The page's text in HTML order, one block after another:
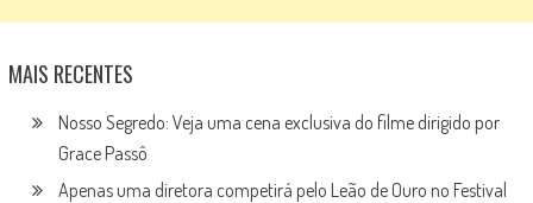
MAIS RECENTES
Nosso Segredo: Veja uma cena exclusiva do filme dirigido por
Grace Passô
Apenas uma diretora competirá pelo Leão de Ouro no Festival